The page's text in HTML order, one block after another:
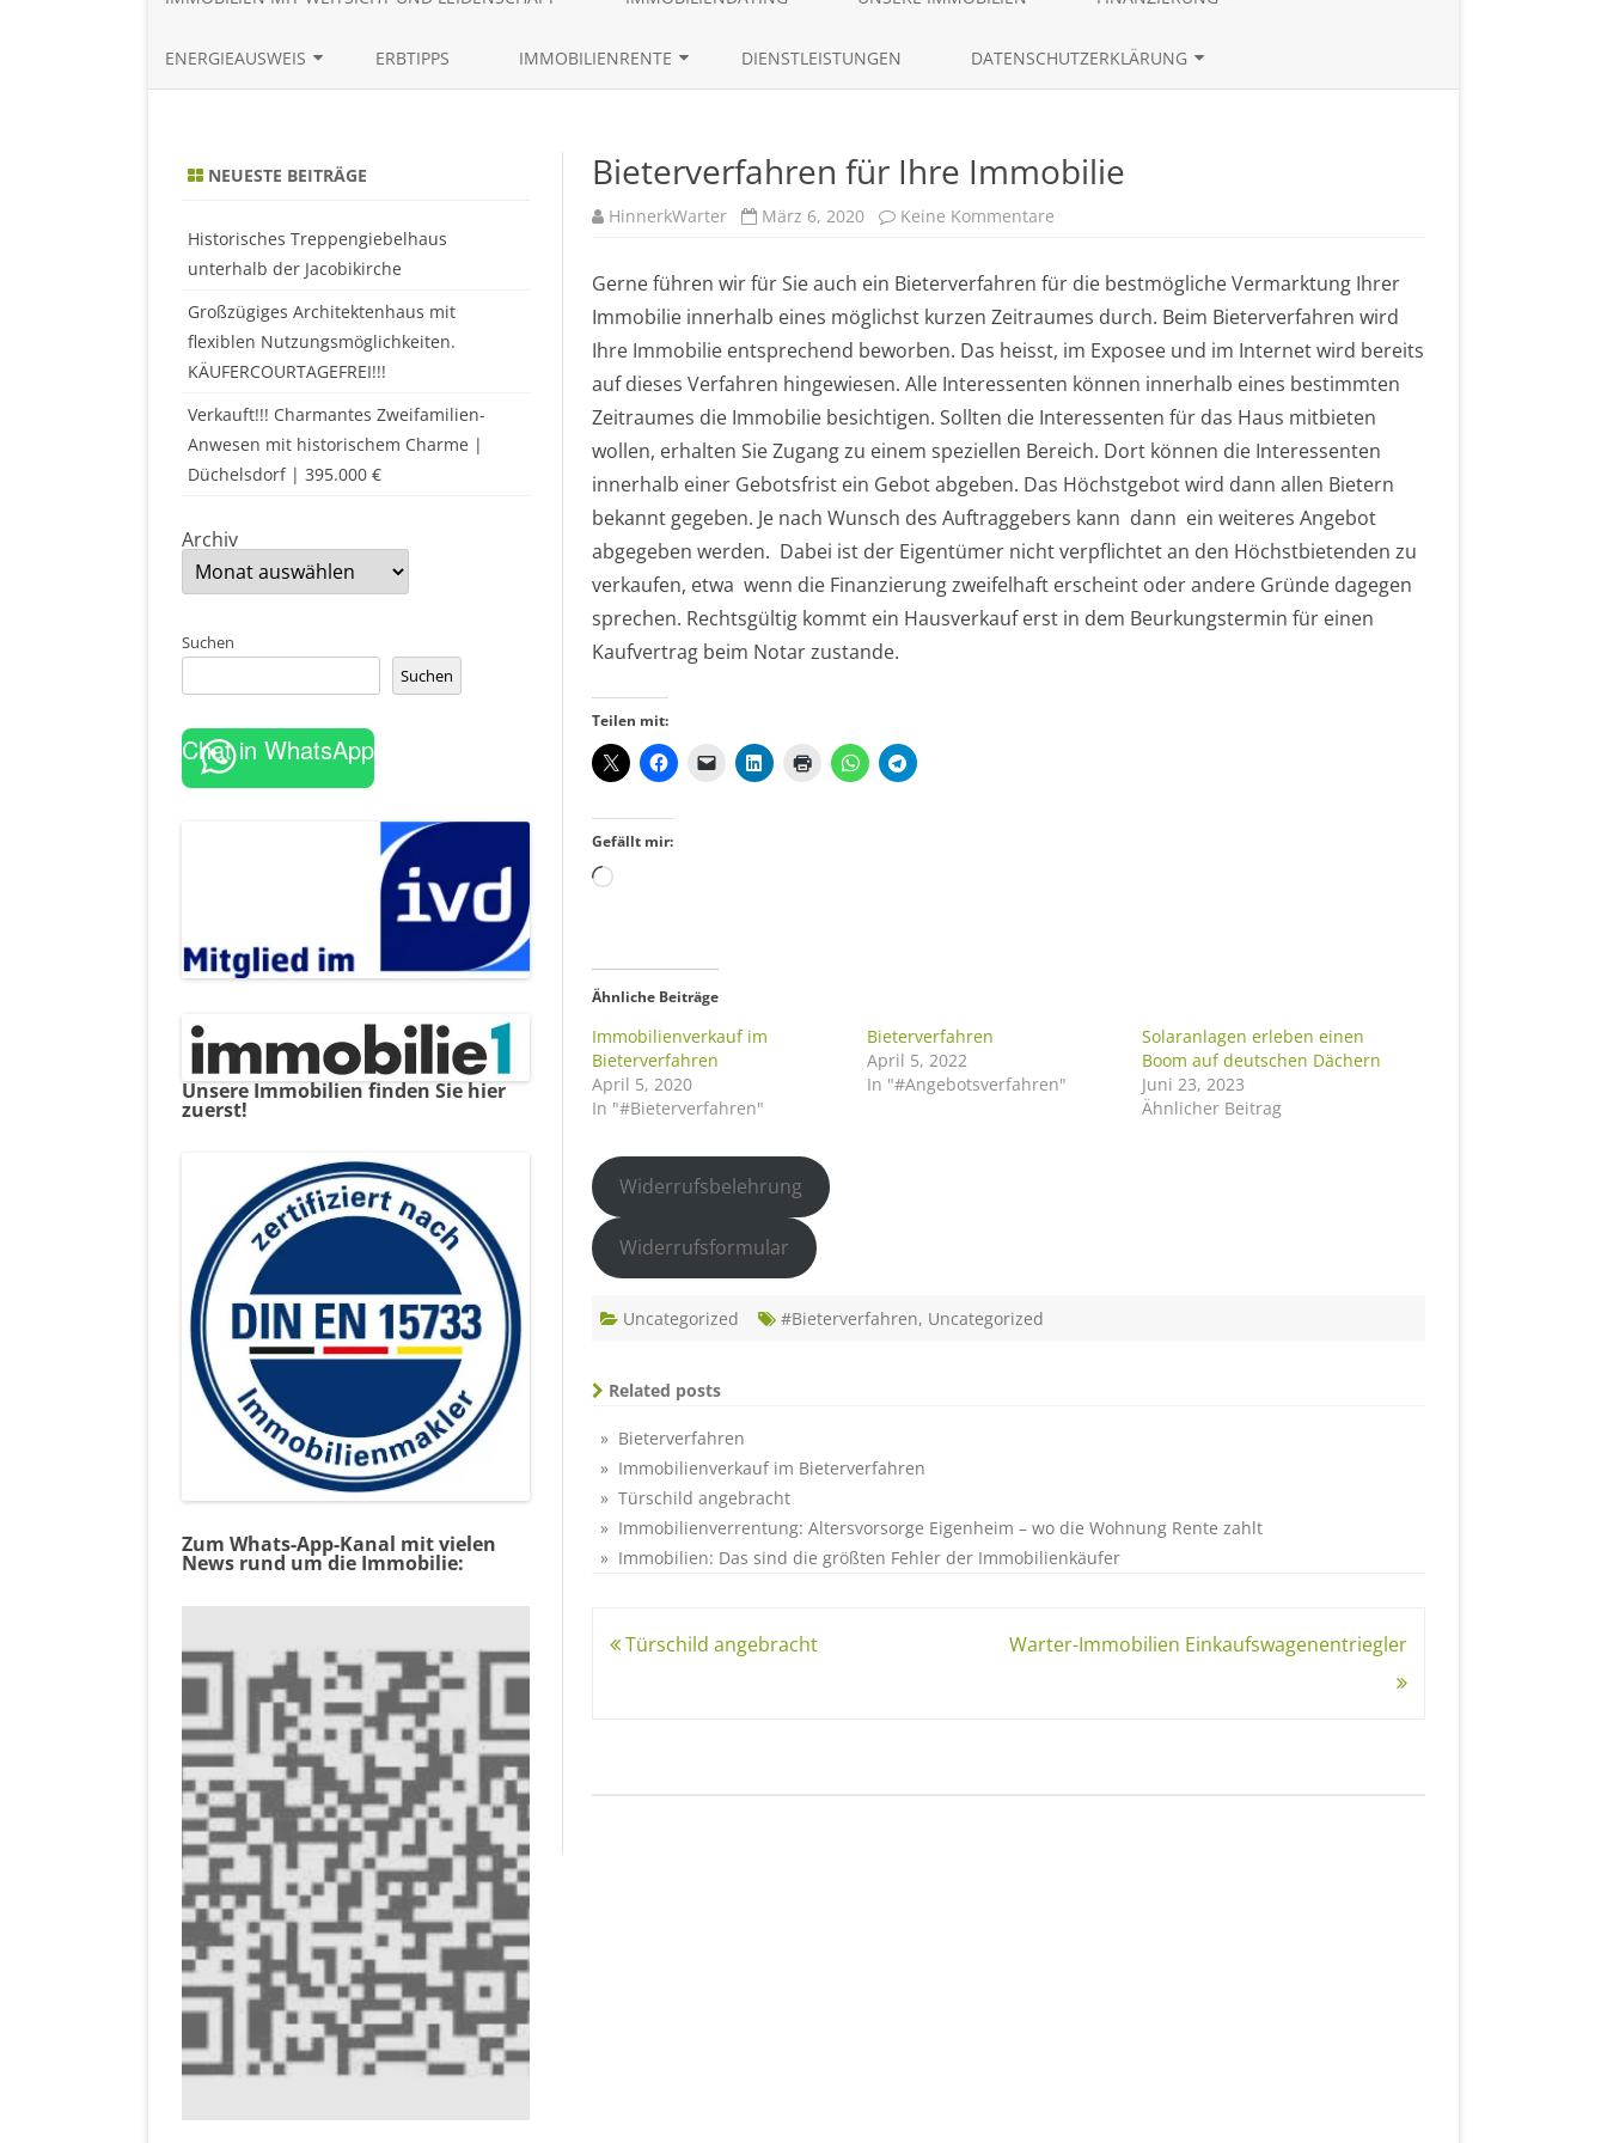
AKTUELLE IMMOBILIENANGEBOTE BAUZINSRECHNER
ENERGIEAUSWEIS ERBTIPPS IMMOBILIENRENTE
ZEITRENTE
DIENSTLEISTUNGEN DATENSCHUTZERKLÄRUNG
Bieterverfahren für Ihre Immobilie
HinnerkWarter März 6, 2020 Keine Kommentare
Immobilie
Gerne führen wir für Sie auch ein Bieterverfahren für die bestmögliche Vermarktung Ihrer
Immobilie innerhalb eines möglichst kurzen Zeitraumes durch. Beim Bieterverfahren wird
Ihre Immobilie entsprechend beworben. Das heisst, im Exposee und im Internet wird bereits
auf dieses Verfahren hingewiesen. Alle Interessenten können innerhalb eines bestimmten
Zeitraumes die Immobilie besichtigen. Sollten die Interessenten für das Haus mitbieten
wollen, erhalten Sie Zugang zu einem speziellen Bereich. Dort können die Interessenten
innerhalb einer Gebotsfrist ein Gebot abgeben. Das Höchstgebot wird dann allen Bietern
bekannt gegeben. Je nach Wunsch des Auftraggebers kann dann ein weiteres Angebot
abgegeben werden. Dabei ist der Eigentümer nicht verpflichtet an den Höchstbietenden zu
verkaufen, etwa wenn die Finanzierung zweifelhaft erscheint oder andere Gründe dagegen
sprechen. Rechtsgültig kommt ein Hausverkauf erst in dem Beurkungstermin für einen
Kaufvertrag beim Notar zustande.
Teilen mit:
Gefällt mir:
Wird
Ähnliche Beiträge
Immobilienverkauf im
Bieterverfahren
April 5, 2020
In "#Bieterverfahren"
Bieterverfahren
April 5, 2022
In "#Angebotsverfahren"
Solaranlagen erleben einen
Boom auf deutschen Dächern
Juni 23, 2023
Ähnlicher Beitrag
Widerrufsbelehrung
Widerrufsformular
Uncategorized #Bieterverfahren, Uncategorized
Related posts
» Bieterverfahren
» Immobilienverkauf im Bieterverfahren
» Türschild angebracht
» Immobilienverrentung: Altersvorsorge Eigenheim – wo die Wohnung Rente zahlt
» Immobilien: Das sind die größten Fehler der Immobilienkäufer
Beitragsnavigation
Türschild angebracht Warter-Immobilien Einkaufswagenentriegler
NEUESTE BEITRÄGE
Historisches Treppengiebelhaus
unterhalb der Jacobikirche
Großzügiges Architektenhaus mit
flexiblen Nutzungsmöglichkeiten.
KÄUFERCOURTAGEFREI!!!
Verkauft!!! Charmantes Zweifamilien-
Anwesen mit historischem Charme |
Düchelsdorf | 395.000 €
Archiv
Suchen
Suchen
Chat in WhatsApp
Unsere Immobilien finden Sie hier
zuerst!
Zum Whats-App-Kanal mit vielen
News rund um die Immobilie: